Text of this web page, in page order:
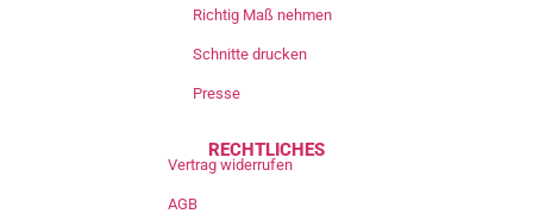
Richtig Maß nehmen
Schnitte drucken
Presse
RECHTLICHES
Vertrag widerrufen
AGB